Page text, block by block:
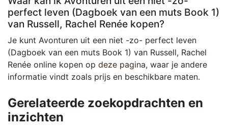
perfect leven (Dagboek van een muts Book 1)
van Russell, Rachel Renée kopen?
Je kunt Avonturen uit een niet -zo- perfect leven
(Dagboek van een muts Book 1) van Russell, Rachel
Renée online kopen op deze pagina, waar je andere
informatie vindt zoals prijs en beschikbare maten.
Gerelateerde zoekopdrachten en
inzichten